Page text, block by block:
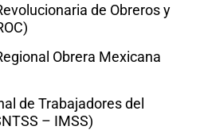
de Obreros y
Obrera Mexicana
de Trabajadores del
– IMSS)